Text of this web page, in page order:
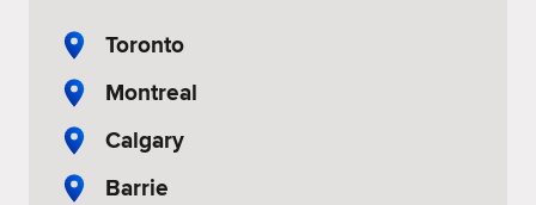
Toronto
Montreal
Calgary
Barrie